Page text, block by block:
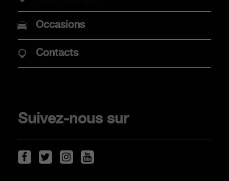
Promotions
Mobilité électrique
Véhicules de stock
Scorpionship
Entretien des véhicules
Occasions
Contacts
Suivez-nous sur